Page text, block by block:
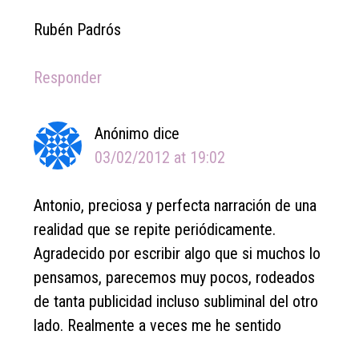
Rubén Padrós
Responder
Anónimo dice
03/02/2012 at 19:02
Antonio, preciosa y perfecta narración de una
realidad que se repite periódicamente.
Agradecido por escribir algo que si muchos lo
pensamos, parecemos muy pocos, rodeados
de tanta publicidad incluso subliminal del otro
lado. Realmente a veces me he sentido